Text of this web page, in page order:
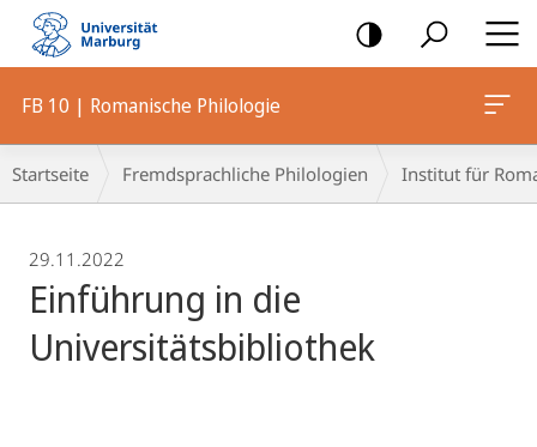
Mobile-
Navigation
FB 10 | Romanische Philologie
Breadcrumb-
Navigation
Startseite Fremdsprachliche Philologien Institut für
29.11.2022
Einführung in die
Universitätsbibliothek